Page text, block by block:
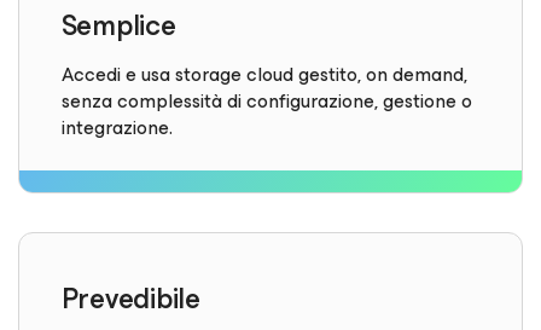
Semplice
Accedi e usa storage cloud gestito, on demand,
senza complessità di configurazione, gestione o
integrazione.
Prevedibile